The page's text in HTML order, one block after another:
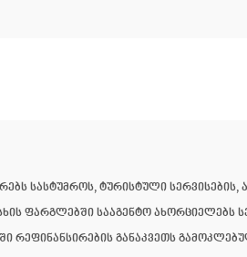
სასტუმროს, ტურისტული
ფარგლებში სააგენტო ახორციელებს
რეფინანსირების განაკვეთს